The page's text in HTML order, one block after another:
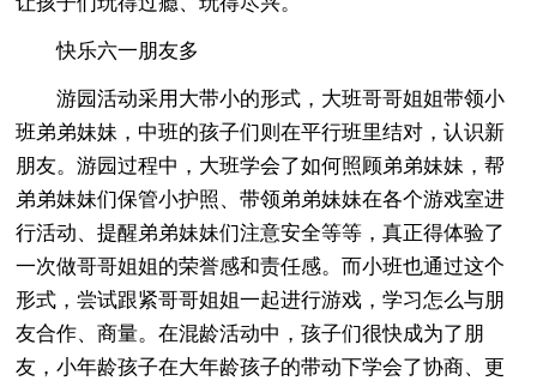
快乐六一朋友多
游园活动采用大带小的形式，大班哥哥姐姐带领小
班弟弟妹妹，中班的孩子们则在平行班里结对，认识新
朋友。游园过程中，大班学会了如何照顾弟弟妹妹，帮
弟弟妹妹们保管小护照、带领弟弟妹妹在各个游戏室进
行活动、提醒弟弟妹妹们注意安全等等，真正得体验了
一次做哥哥姐姐的荣誉感和责任感。而小班也通过这个
形式，尝试跟紧哥哥姐姐一起进行游戏，学习怎么与朋
友合作、商量。在混龄活动中，孩子们很快成为了朋
友，小年龄孩子在大年龄孩子的带动下学会了协商、更